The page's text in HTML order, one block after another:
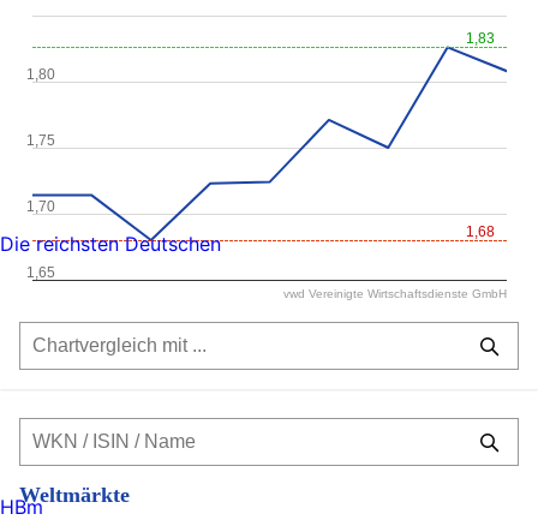
1,83
1,68
1,65
1,70
1,75
1,80
vwd Vereinigte Wirtschaftsdienste GmbH
Weltmärkte
Die reichsten Deutschen
HBm